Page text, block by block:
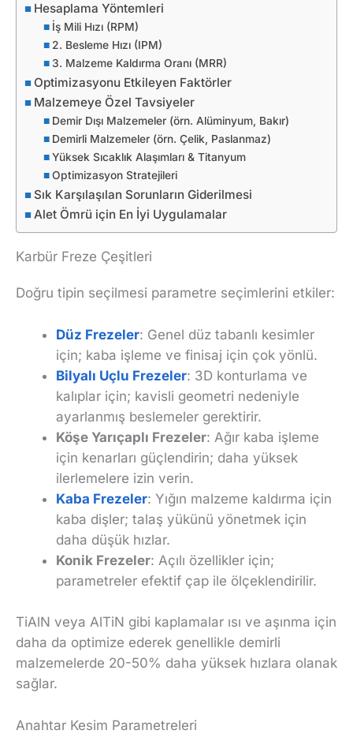
Hesaplama Yöntemleri
İş Mili Hızı (RPM)
2. Besleme Hızı (IPM)
3. Malzeme Kaldırma Oranı (MRR)
Optimizasyonu Etkileyen Faktörler
Malzemeye Özel Tavsiyeler
Demir Dışı Malzemeler (örn. Alüminyum, Bakır)
Demirli Malzemeler (örn. Çelik, Paslanmaz)
Yüksek Sıcaklık Alaşımları & Titanyum
Optimizasyon Stratejileri
Sık Karşılaşılan Sorunların Giderilmesi
Alet Ömrü için En İyi Uygulamalar
Karbür Freze Çeşitleri
Doğru tipin seçilmesi parametre seçimlerini etkiler:
Düz Frezeler: Genel düz tabanlı kesimler
için; kaba işleme ve finisaj için çok yönlü.
Bilyalı Uçlu Frezeler: 3D konturlama ve
kalıplar için; kavisli geometri nedeniyle
ayarlanmış beslemeler gerektirir.
Köşe Yarıçaplı Frezeler: Ağır kaba işleme
için kenarları güçlendirin; daha yüksek
ilerlemelere izin verin.
Kaba Frezeler: Yığın malzeme kaldırma için
kaba dişler; talaş yükünü yönetmek için
daha düşük hızlar.
Konik Frezeler: Açılı özellikler için;
parametreler efektif çap ile ölçeklendirilir.
TiAlN veya AlTiN gibi kaplamalar ısı ve aşınma için
daha da optimize ederek genellikle demirli
malzemelerde 20-50% daha yüksek hızlara olanak
sağlar.
Anahtar Kesim Parametreleri